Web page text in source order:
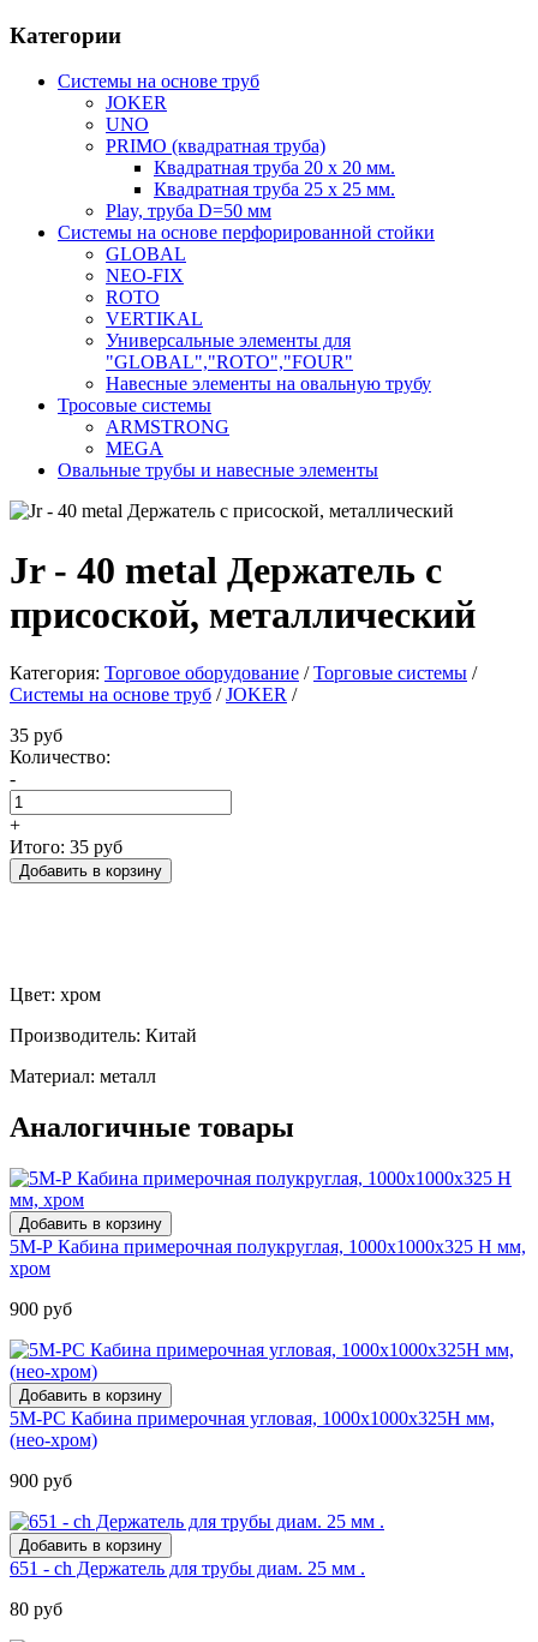
Категории
Системы на основе труб
JOKER
UNO
PRIMO (квадратная труба)
Квадратная труба 20 х 20 мм.
Квадратная труба 25 х 25 мм.
Play, труба D=50 мм
Системы на основе перфорированной стойки
GLOBAL
NEO-FIX
ROTO
VERTIKAL
Универсальные элементы для
"GLOBAL","ROTO","FOUR"
Навесные элементы на овальную трубу
Тросовые системы
ARMSTRONG
MEGA
Овальные трубы и навесные элементы
Jr - 40 metal Держатель с
присоской, металлический
Категория: Торговое оборудование / Торговые системы /
Системы на основе труб / JOKER /
35 руб
Количество:
-
+
Итого: 35 руб
Цвет: хром
Производитель: Китай
Материал: металл
Аналогичные товары
5М-Р Кабина примерочная полукруглая, 1000х1000х325 Н мм,
хром
900 руб
5М-РС Кабина примерочная угловая, 1000х1000х325Н мм,
(нео-хром)
900 руб
651 - ch Держатель для трубы диам. 25 мм .
80 руб